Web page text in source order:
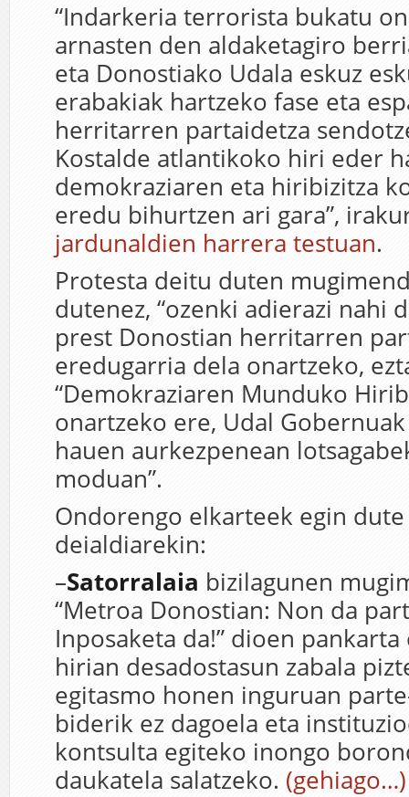
“Indarkeria terrorista bukatu
arnasten den aldaketagiro
eta Donostiako Udala eskuz
erabakiak hartzeko fase eta
herritarren partaidetza
Kostalde atlantikoko hiri eder
demokraziaren eta hiribizitza
eredu bihurtzen ari gara”,
jardunaldien harrera testuan.
Protesta deitu duten
dutenez, “ozenki adierazi nahi
prest Donostian herritarren
eredugarria dela onartzeko,
“Demokraziaren Munduko
onartzeko ere, Udal
hauen aurkezpenean
moduan”.
Ondorengo elkarteek egin
deialdiarekin:
–Satorralaia bizilagunen
“Metroa Donostian: Non da
Inposaketa da!” dioen
hirian desadostasun zabala
egitasmo honen inguruan
biderik ez dagoela eta
kontsulta egiteko inongo
daukatela salatzeko. (gehiago…)